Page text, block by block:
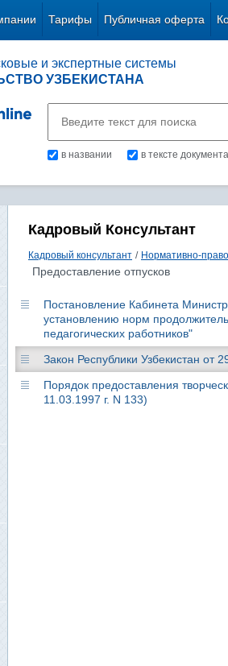
Тарифы Публичная оферта
и экспертные системы
УЗБЕКИСТАНА
в названии в тексте документа
Кадровый Консультант
Кадровый консультант / Нормативно-
Предоставление отпусков
Постановление Кабинета
установлению норм
педагогических работников"
Закон Республики Узбекистан от
Порядок предоставления
11.03.1997 г. N 133)